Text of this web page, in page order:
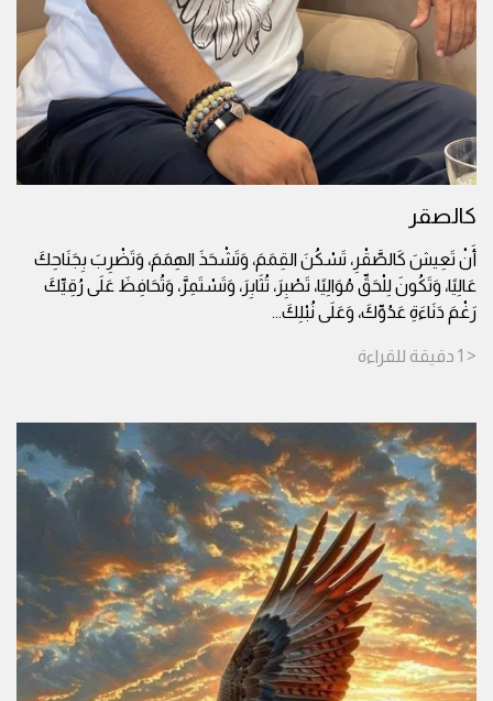
كالصقر
أَنْ تَعِيشَ كَالصَّقْرِ، تَسْكُنَ القِمَمَ، وَتَشْحَذَ الهِمَمَ، وَتَضْرِبَ بِجَنَاحِكَ
عَالِيًا، وَتَكُونَ لِلْحَقِّ مُوَالِيًا، تَصْبِرَ، تُثَابِرَ، وَتَسْتَمِرَّ، وَتُحَافِظَ عَلَى رُقِيِّكَ
رَغْمَ دَنَاءَةِ عَدُوِّكَ، وَعَلَى نُبْلِكَ...
< 1 دقيقة للقراءة